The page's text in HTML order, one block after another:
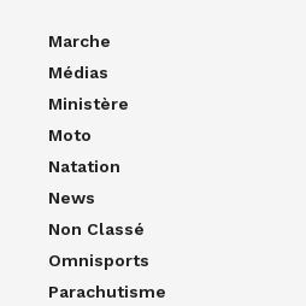
Marche
Médias
Ministère
Moto
Natation
News
Non Classé
Omnisports
Parachutisme